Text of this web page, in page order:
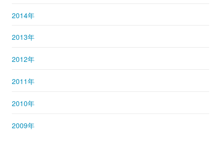
2014年
2013年
2012年
2011年
2010年
2009年